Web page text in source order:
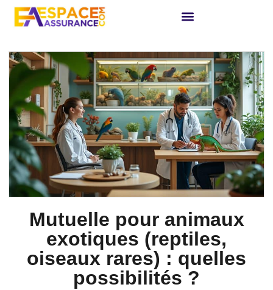
Mutuelle pour animaux
exotiques (reptiles,
oiseaux rares) : quelles
possibilités ?